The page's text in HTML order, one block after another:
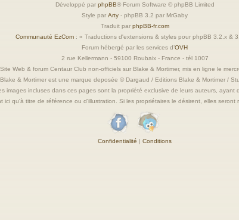
Développé par phpBB® Forum Software © phpBB Limited
Style par Arty - phpBB 3.2 par MrGaby
Traduit par phpBB-fr.com
Communauté EzCom : « Traductions d'extensions & styles pour phpBB 3.2.x &
Forum hébergé par les services d’OVH
2 rue Kellermann - 59100 Roubaix - France - tél 1007
Web & forum Centaur Club non-officiels sur Blake & Mortimer, mis en ligne le
Blake & Mortimer est une marque deposée © Dargaud / Editions Blake & Mortimer /
images incluses dans ces pages sont la propriété exclusive de leurs auteurs, ayant
ici qu'à titre de référence ou d'illustration. Si les propriétaires le désirent, elles seront
Confidentialité | Conditions